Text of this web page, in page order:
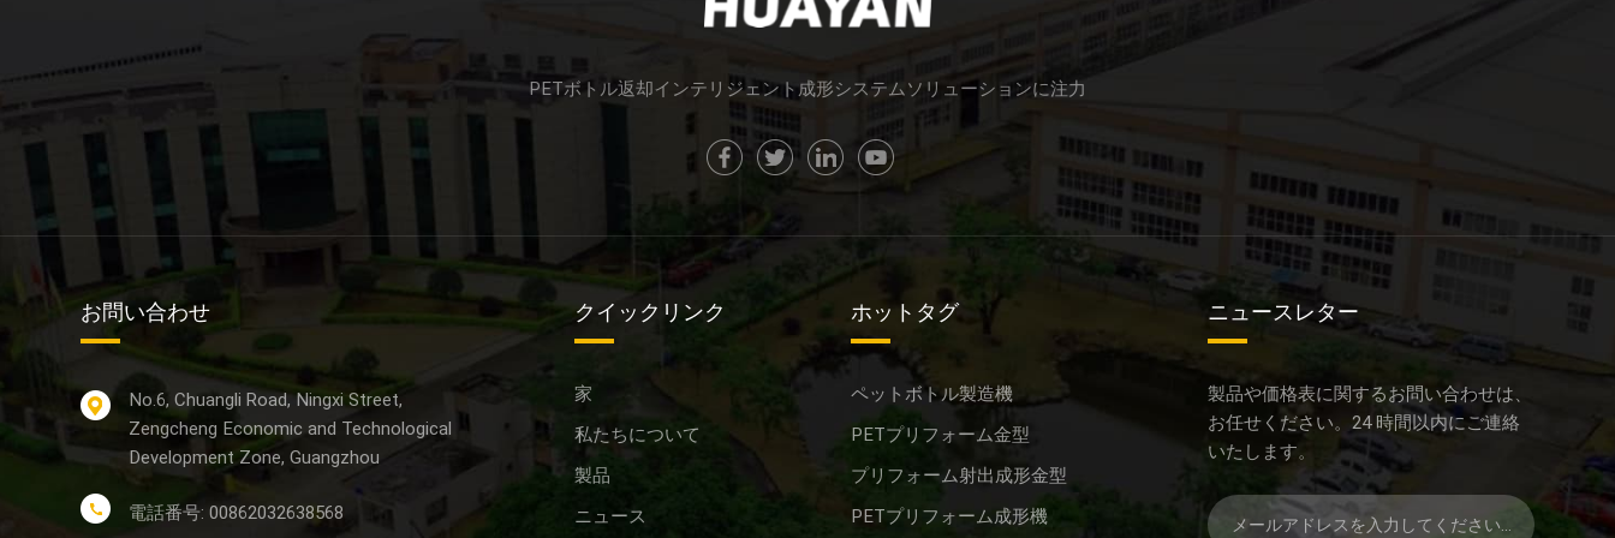
PETボトル返却インテリジェント成形システムソリューションに注力
お問い合わせ
No.6, Chuangli Road, Ningxi Street,
Zengcheng Economic and Technological
Development Zone, Guangzhou
電話番号: 00862032638568
クイックリンク
家
私たちについて
製品
ニュース
ホットタグ
ペットボトル製造機
PETプリフォーム金型
プリフォーム射出成形金型
PETプリフォーム成形機
ニュースレター
製品や価格表に関するお問い合わせは、
お任せください。24 時間以内にご連絡
いたします。